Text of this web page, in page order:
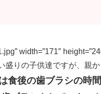
width=”171″
りの子供達ですが、親か
食後の歯ブラシの時